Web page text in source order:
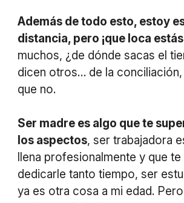
Además de todo esto, estoy
distancia, pero ¡que loca
muchos, ¿de dónde sacas el
dicen otros… de la
que no.
Ser madre es algo que te
los aspectos, ser trabajadora
llena profesionalmente y que te
dedicarle tanto tiempo, ser
ya es otra cosa a mi edad.